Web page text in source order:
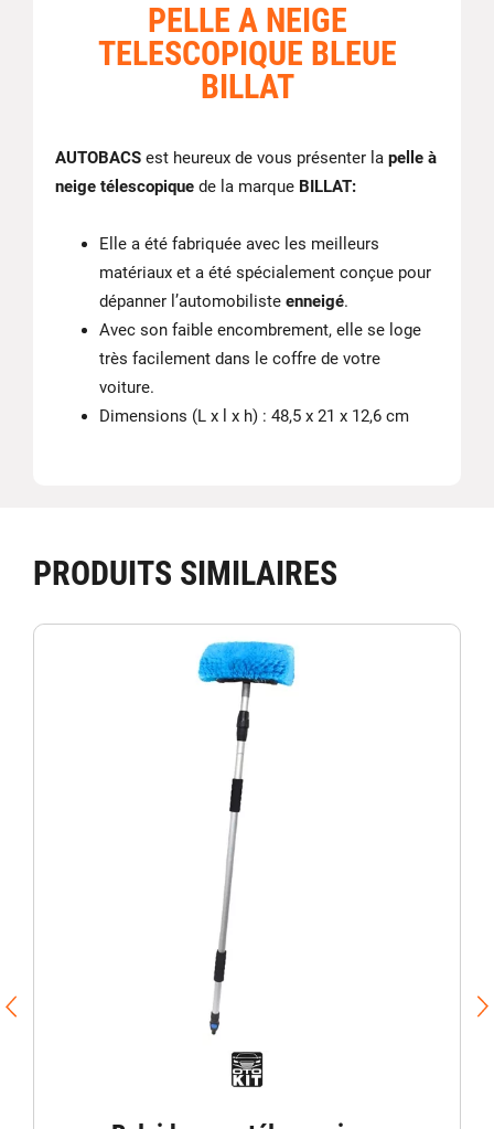
PELLE A NEIGE
TELESCOPIQUE BLEUE
BILLAT
AUTOBACS est heureux de vous présenter la pelle à
neige télescopique de la marque BILLAT:
Elle a été fabriquée avec les meilleurs
matériaux et a été spécialement conçue pour
dépanner l’automobiliste enneigé.
Avec son faible encombrement, elle se loge
très facilement dans le coffre de votre
voiture.
Dimensions (L x l x h) : 48,5 x 21 x 12,6 cm
PRODUITS SIMILAIRES